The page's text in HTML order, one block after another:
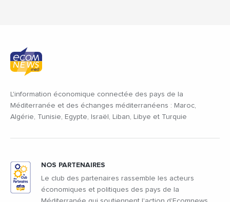
L'information économique connectée des pays de la
Méditerranée et des échanges méditerranéens : Maroc,
Algérie, Tunisie, Egypte, Israël, Liban, Libye et Turquie
NOS PARTENAIRES
Le club des partenaires rassemble les acteurs
économiques et politiques des pays de la